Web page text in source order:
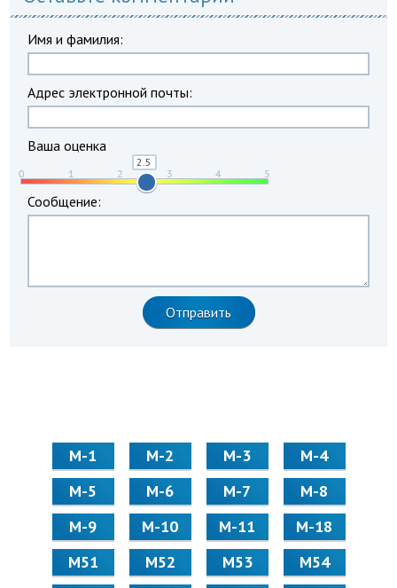
Имя и фамилия:
Адрес электронной почты:
Ваша оценка
Сообщение:
М-1 М-2 М-3
М-4
М-5
М-6 М-7
М-8
М-9
М-10 М-11
М-18
М51
М52 М53
М54